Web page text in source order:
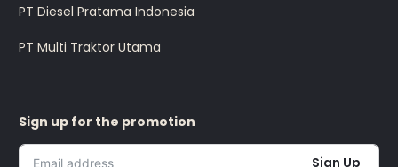
PT Diesel Pratama Indonesia
PT Multi Traktor Utama
Sign up for the promotion
Sign Up